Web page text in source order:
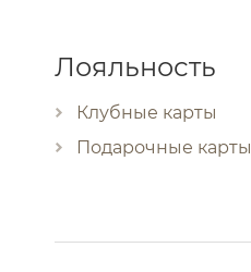
Лояльность
Клубные карты
Подарочные карты